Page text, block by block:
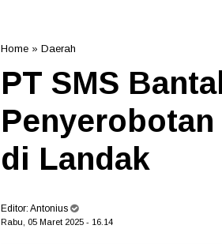
Home » Daerah
PT SMS
di Landak
Editor: Antonius
Rabu, 05 Maret 2025 - 16.14